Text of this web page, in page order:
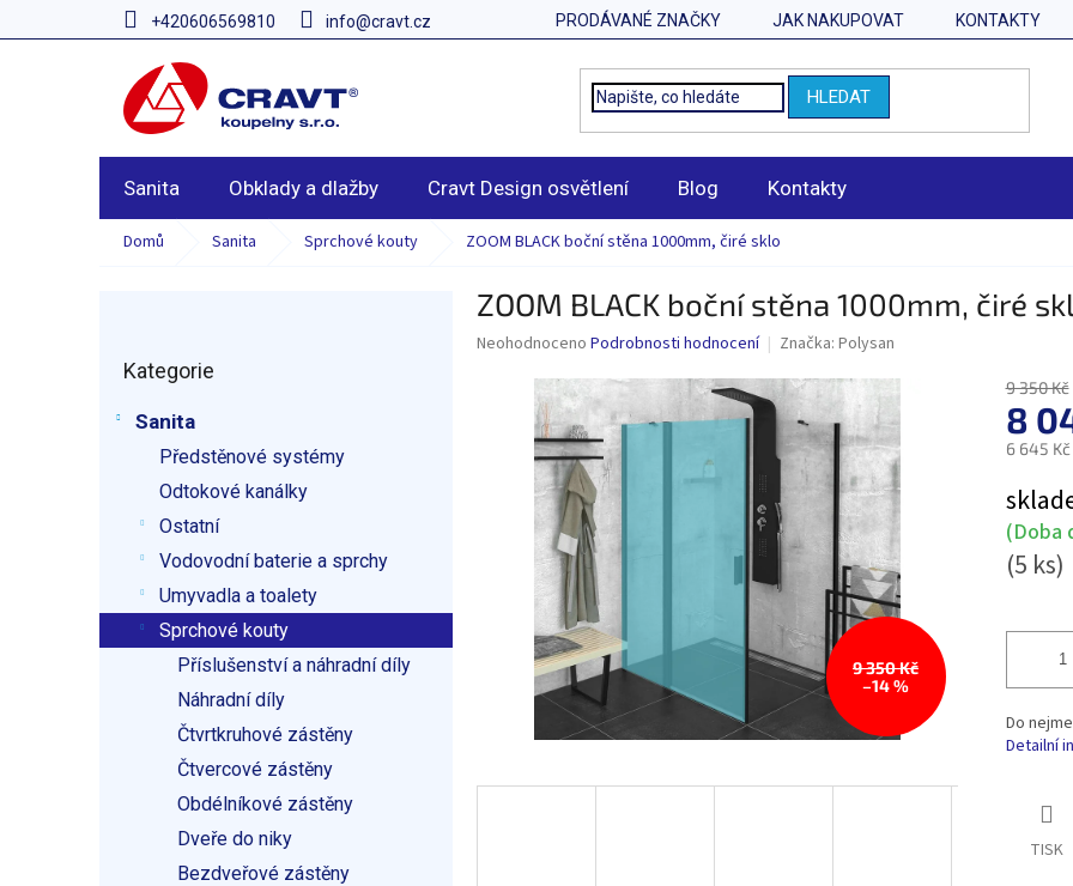
na
+420606569810 info@cravt.cz PRODÁVANÉ ZNAČKY JAK NAKUPOVAT KONTAKTY
HLEDAT
Sanita Obklady a dlažby Cravt Design osvětlení Blog Kontakty
Domů Sanita Sprchové kouty ZOOM BLACK boční stěna 1000mm, čiré sklo
e
l
kategorie
Kategorie
Sanita
Předstěnové systémy
Odtokové kanálky
Ostatní
Vodovodní baterie a sprchy
Umyvadla a toalety
Sprchové kouty
Příslušenství a náhradní díly
Náhradní díly
Čtvrtkruhové zástěny
Čtvercové zástěny
Obdélníkové zástěny
Dveře do niky
Bezdveřové zástěny
ZOOM BLACK boční stěna 1000mm, čiré
Průměrné
hvězdiček.
Neohodnoceno Podrobnosti hodnocení Značka: Polysan
9 350 Kč
–14 %
9 350 Kč
8
6 645
cena:
(Doba
(5 ks)
Do
Detailní
TISK